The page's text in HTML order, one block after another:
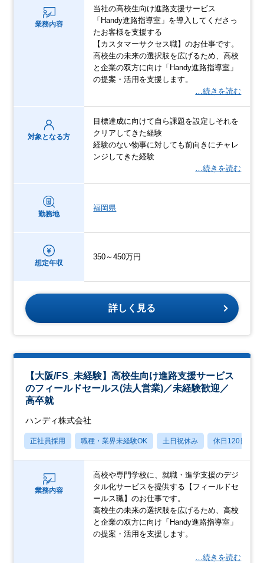
業務内容
当社の高校生向け進路支援サービス
「Handy進路指導室」を導入してくださっ
たお客様を支援する
【カスタマーサクセス職】のお仕事です。
高校生の未来の選択肢を広げるため、高校
と企業の双方に向け「Handy進路指導室」
の提案・活用を支援します。
…続きを読む
対象となる方
目標達成に向けて自ら課題を設定しそれを
クリアしてきた経験
経験のない物事に対しても前向きにチャレ
ンジしてきた経験
…続きを読む
勤務地
福岡県
想定年収
350～450万円
詳しく見る
【大阪/FS_未経験】高校生向け進路支援サービス
のフィールドセールス(法人営業)／未経験歓迎／
高卒就
ハンディ株式会社
正社員採用 職種・業界未経験OK 土日祝休み 休日120日以上
業務内容
高校や専門学校に、就職・進学支援のデジ
タル化サービスを提供する【フィールドセ
ールス職】のお仕事です。
高校生の未来の選択肢を広げるため、高校
と企業の双方に向け「Handy進路指導室」
の提案・活用を支援します。
…続きを読む